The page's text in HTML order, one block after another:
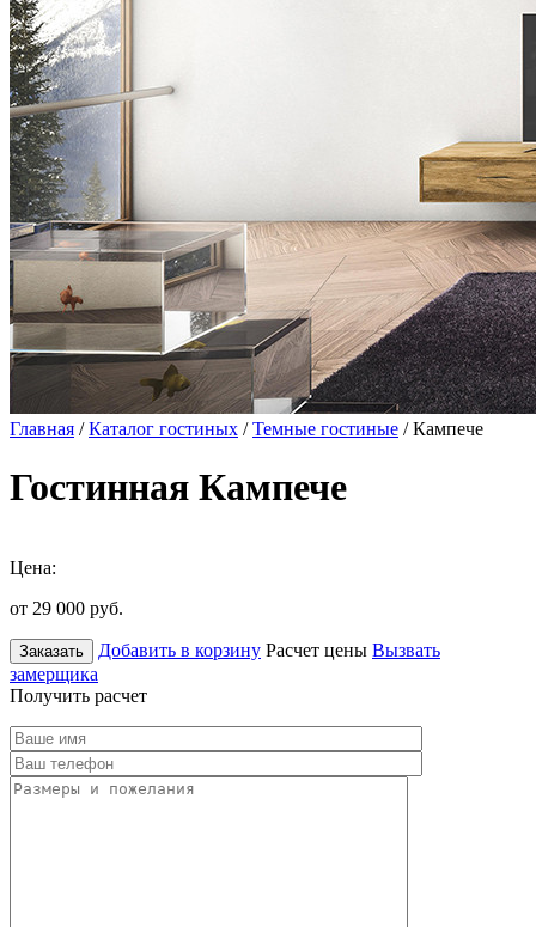
Главная /Каталог гостиных /Темные гостиные / Кампече
Гостинная Кампече
Цена:
от 29 000 руб.
Заказать Добавить в корзину Расчет цены Вызвать
замерщика
Получить расчет